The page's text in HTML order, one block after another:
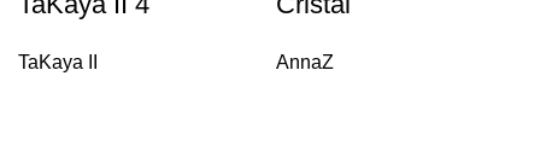
TaKaya II AnnaZ